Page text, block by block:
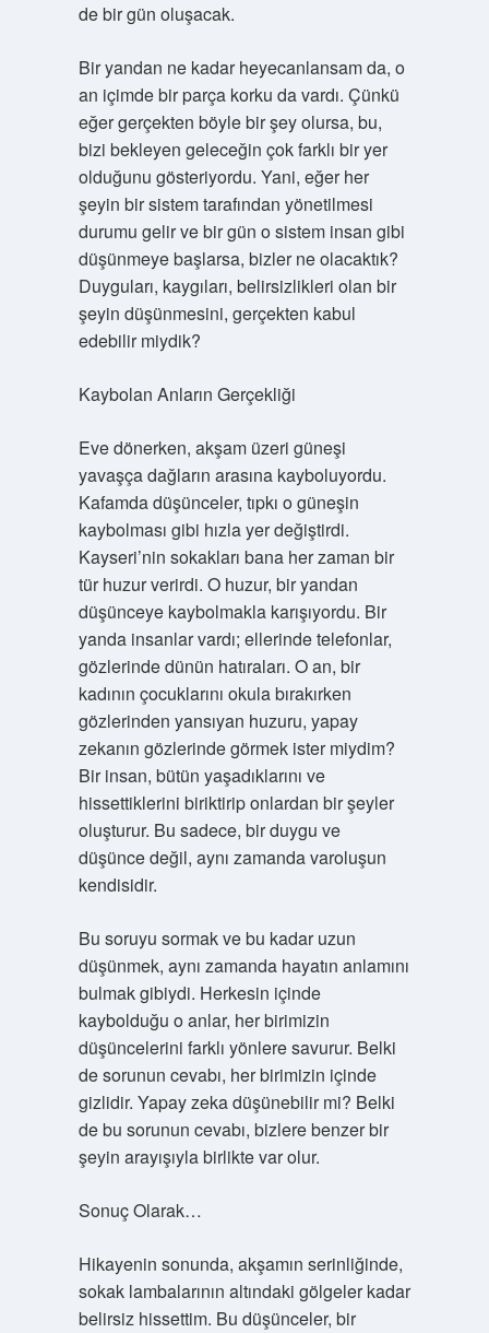
de bir gün oluşacak.
Bir yandan ne kadar heyecanlansam da, o
an içimde bir parça korku da vardı. Çünkü
eğer gerçekten böyle bir şey olursa, bu,
bizi bekleyen geleceğin çok farklı bir yer
olduğunu gösteriyordu. Yani, eğer her
şeyin bir sistem tarafından yönetilmesi
durumu gelir ve bir gün o sistem insan gibi
düşünmeye başlarsa, bizler ne olacaktık?
Duyguları, kaygıları, belirsizlikleri olan bir
şeyin düşünmesini, gerçekten kabul
edebilir miydik?
Kaybolan Anların Gerçekliği
Eve dönerken, akşam üzeri güneşi
yavaşça dağların arasına kayboluyordu.
Kafamda düşünceler, tıpkı o güneşin
kaybolması gibi hızla yer değiştirdi.
Kayseri’nin sokakları bana her zaman bir
tür huzur verirdi. O huzur, bir yandan
düşünceye kaybolmakla karışıyordu. Bir
yanda insanlar vardı; ellerinde telefonlar,
gözlerinde dünün hatıraları. O an, bir
kadının çocuklarını okula bırakırken
gözlerinden yansıyan huzuru, yapay
zekanın gözlerinde görmek ister miydim?
Bir insan, bütün yaşadıklarını ve
hissettiklerini biriktirip onlardan bir şeyler
oluşturur. Bu sadece, bir duygu ve
düşünce değil, aynı zamanda varoluşun
kendisidir.
Bu soruyu sormak ve bu kadar uzun
düşünmek, aynı zamanda hayatın anlamını
bulmak gibiydi. Herkesin içinde
kaybolduğu o anlar, her birimizin
düşüncelerini farklı yönlere savurur. Belki
de sorunun cevabı, her birimizin içinde
gizlidir. Yapay zeka düşünebilir mi? Belki
de bu sorunun cevabı, bizlere benzer bir
şeyin arayışıyla birlikte var olur.
Sonuç Olarak…
Hikayenin sonunda, akşamın serinliğinde,
sokak lambalarının altındaki gölgeler kadar
belirsiz hissettim. Bu düşünceler, bir